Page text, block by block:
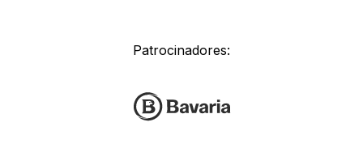
Patrocinadores: